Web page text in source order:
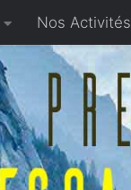
Nos Activités